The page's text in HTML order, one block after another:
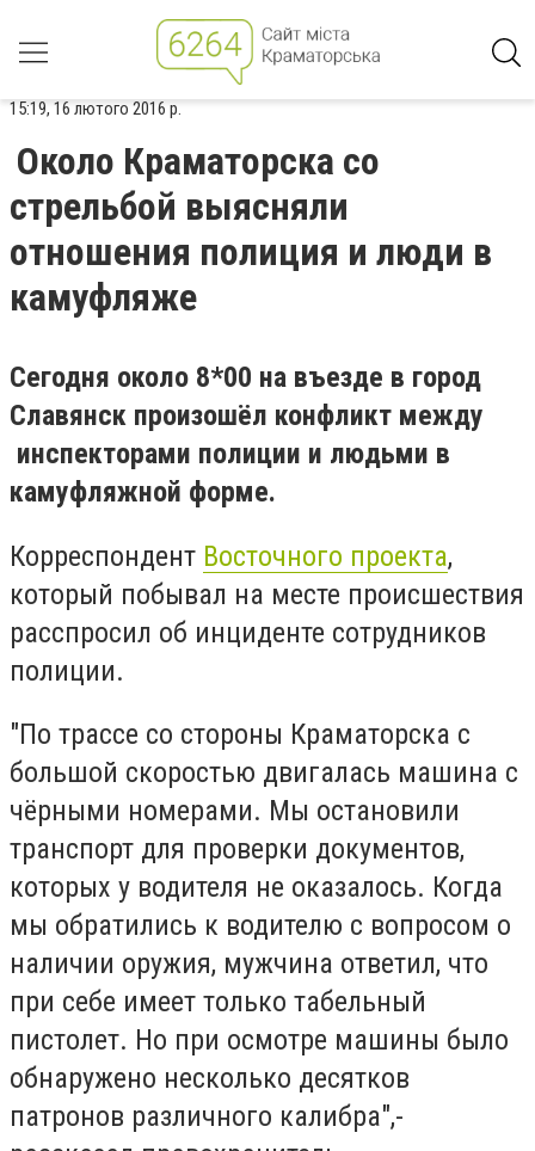
15:19, 16 лютого 2016 р.
Около Краматорска со
стрельбой выясняли
отношения полиция и люди в
камуфляже
Сегодня около 8*00 на въезде в город
Славянск произошёл конфликт между
инспекторами полиции и людьми в
камуфляжной форме.
Корреспондент Восточного проекта,
который побывал на месте происшествия
расспросил об инциденте сотрудников
полиции.
"По трассе со стороны Краматорска с
большой скоростью двигалась машина с
чёрными номерами. Мы остановили
транспорт для проверки документов,
которых у водителя не оказалось. Когда
мы обратились к водителю с вопросом о
наличии оружия, мужчина ответил, что
при себе имеет только табельный
пистолет. Но при осмотре машины было
обнаружено несколько десятков
патронов различного калибра",-